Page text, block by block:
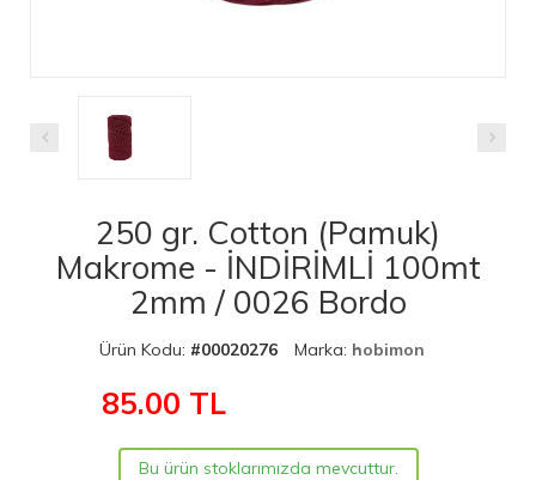
250 gr. Cotton (Pamuk)
Makrome - İNDİRİMLİ 100mt
2mm / 0026 Bordo
Ürün Kodu: #00020276 Marka: hobimon
85.00 TL
Bu ürün stoklarımızda mevcuttur.